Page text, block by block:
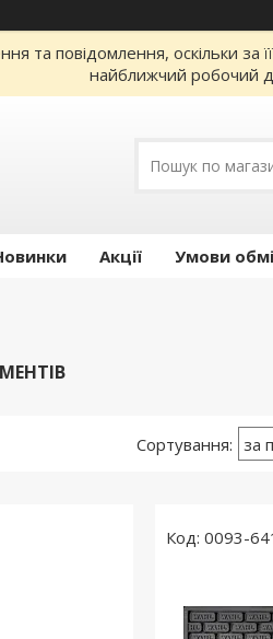
та повідомлення, оскільки за
найближчий робочий
Акції Умови
0093-